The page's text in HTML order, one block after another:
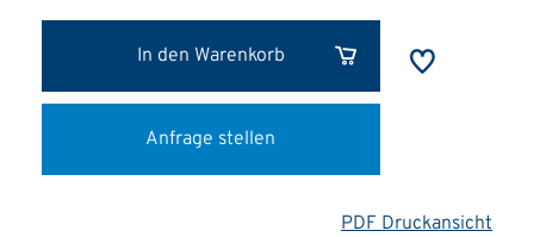
In den Warenkorb
Anfrage stellen
PDF Druckansicht